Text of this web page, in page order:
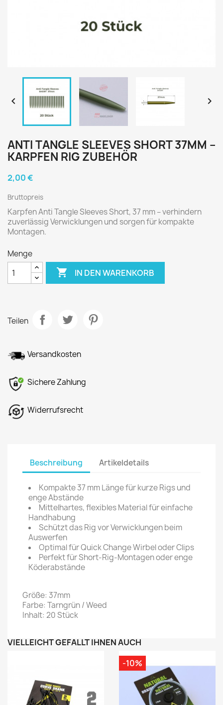
 
ANTI TANGLE SLEEVES SHORT 37MM –
KARPFEN RIG ZUBEHÖR
2,00 €
Bruttopreis
Karpfen Anti Tangle Sleeves Short, 37 mm – verhindern
zuverlässig Verwicklungen und sorgen für kompakte
Montagen.
Menge
 IN DEN WARENKORB
Teilen
Versandkosten
Sichere Zahlung
Widerrufsrecht
Beschreibung Artikeldetails
Kompakte 37 mm Länge für kurze Rigs und
enge Abstände
Mittelhartes, flexibles Material für einfache
Handhabung
Schützt das Rig vor Verwicklungen beim
Auswerfen
Optimal für Quick Change Wirbel oder Clips
Perfekt für Short-Rig-Montagen oder enge
Köderabstände
Größe: 37mm
Farbe: Tarngrün / Weed
Inhalt: 20 Stück
VIELLEICHT GEFÄLLT IHNEN AUCH
-10%